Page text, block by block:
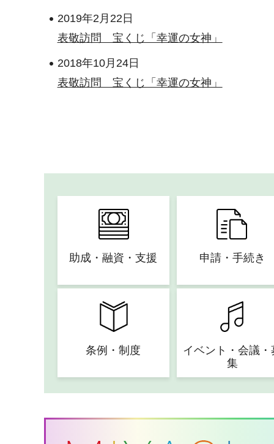
2019年2月22日
表敬訪問 宝くじ「幸運の女神」
2018年10月24日
表敬訪問 宝くじ「幸運の女神」
助成・融資・支援 申請・手続き
条例・制度
イベント・会議・
集